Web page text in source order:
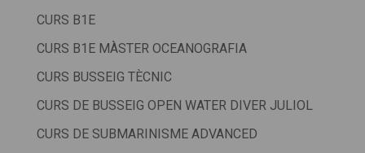
CURS B1E
CURS B1E MÀSTER OCEANOGRAFIA
CURS BUSSEIG TÈCNIC
CURS DE BUSSEIG OPEN WATER DIVER JULIOL
CURS DE SUBMARINISME ADVANCED